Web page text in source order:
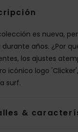
es nueva,
años. ¿Por
los ajustes
icónico logo
surf.
&